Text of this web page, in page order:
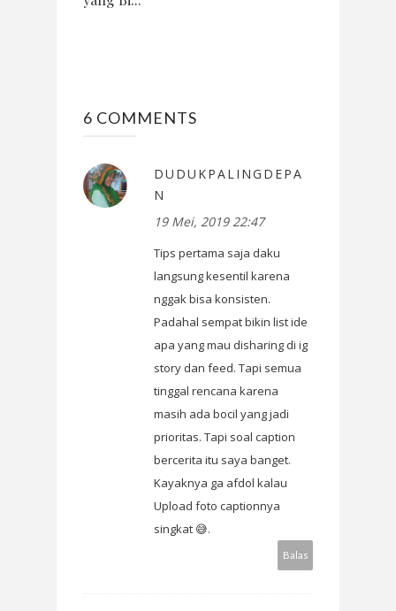
6 COMMENTS
DUDUKPALINGDEPA
N
19 Mei, 2019 22:47
Tips pertama saja daku
langsung kesentil karena
nggak bisa konsisten.
Padahal sempat bikin list ide
apa yang mau disharing di ig
story dan feed. Tapi semua
tinggal rencana karena
masih ada bocil yang jadi
prioritas. Tapi soal caption
bercerita itu saya banget.
Kayaknya ga afdol kalau
Upload foto captionnya
singkat 😅.
Balas